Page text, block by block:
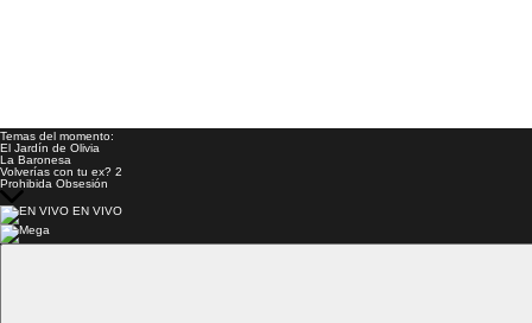
Temas del momento:
El Jardín de Olivia
La Baronesa
Volverías con tu ex? 2
Prohibida Obsesión
EN VIVO